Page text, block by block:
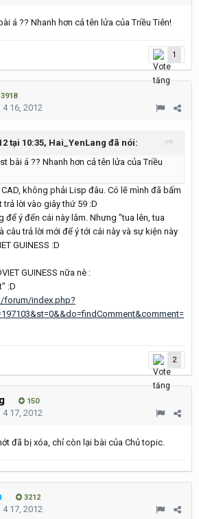
á ?? Nhanh hơn cả tên lửa của Triều Tiên!
1
3918
4 16, 2012
tại 10:35, Hai_YenLang đã nói:
bài á ?? Nhanh hơn cả tên lửa của Triều
không phải Lisp đâu. Có lẽ mình đã bấm
trả lời vào giây thứ 59 :D
để ý đến cái này lắm. Nhưng "tua lên, tua
câu trả lời mới để ý tới cái này và sự kiện này
GUINESS :D
GUINESS nữa nè :
:D
forum/index.php?
2
150
4 17, 2012
đã bị xóa, chỉ còn lại bài của Chủ topic.
3212
4 17, 2012